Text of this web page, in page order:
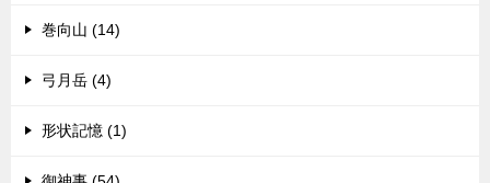
巻向山 (14)
弓月岳 (4)
形状記憶 (1)